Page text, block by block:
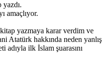
amaçlıyor.
yazmaya karar verdim ve
Atatürk hakkında neden yanlış
adıyla ilk İslam şuarasını